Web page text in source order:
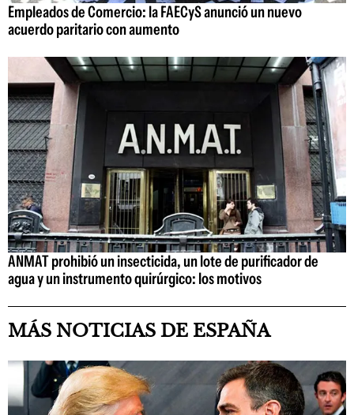
Empleados de Comercio: la FAECyS anunció un nuevo
acuerdo paritario con aumento
ANMAT prohibió un insecticida, un lote de purificador de
agua y un instrumento quirúrgico: los motivos
MÁS NOTICIAS DE ESPAÑA